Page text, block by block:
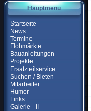
Hauptmenü
Startseite
News
Termine
Flohmärkte
Bauanleitungen
Projekte
Ersatzteilservice
Suchen / Bieten
Mitarbeiter
Humor
Links
Galerie - II